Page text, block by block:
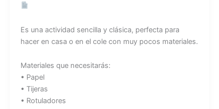
Es una actividad sencilla y clásica, perfecta para
hacer en casa o en el cole con muy pocos materiales.
Materiales que necesitarás:
• Papel
• Tijeras
• Rotuladores